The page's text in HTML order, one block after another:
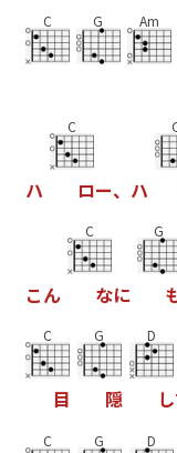
C G Am
ハ
C
ロー、 ハ
こん
C
なに
G
C
目
G
隠
D
し
C G D